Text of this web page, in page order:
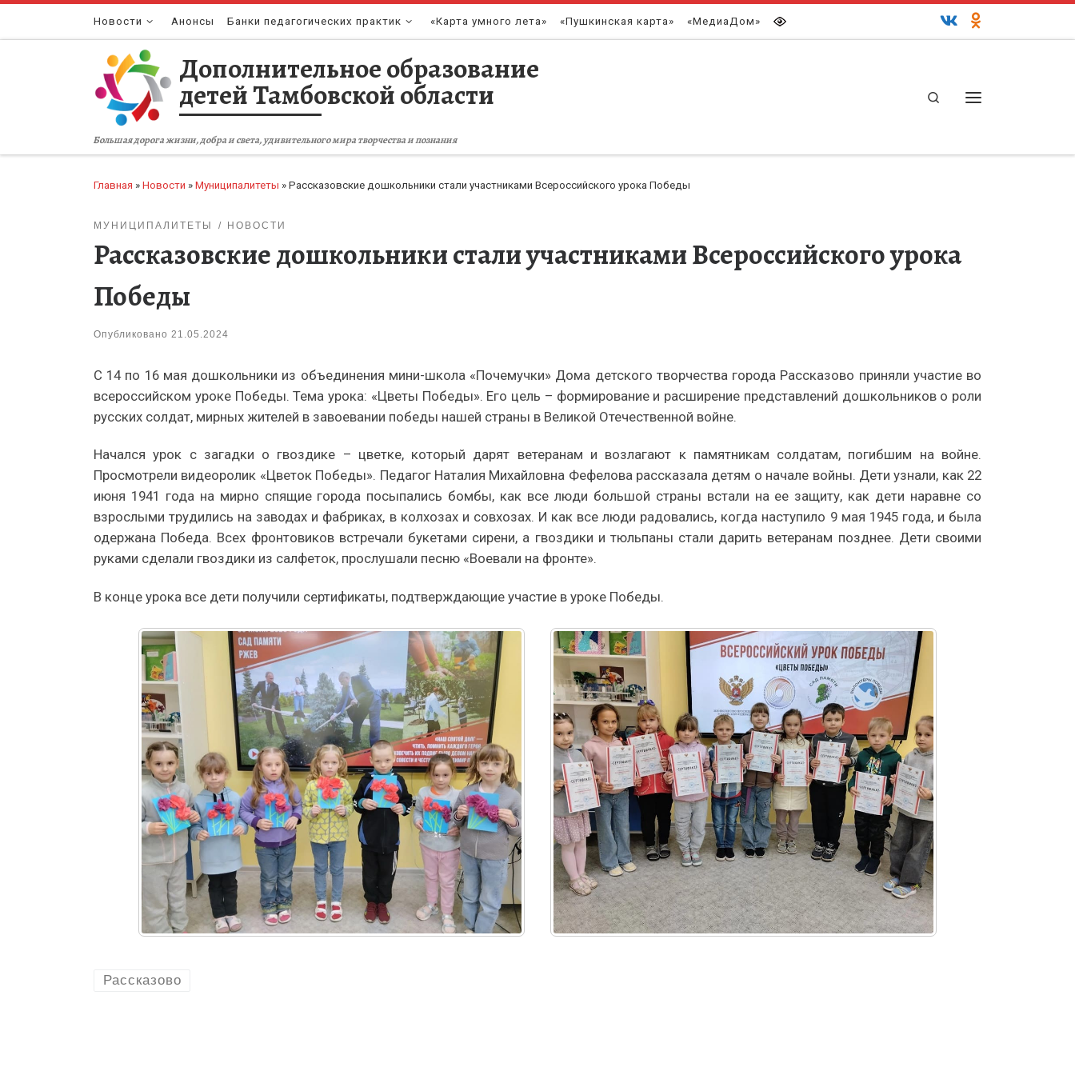
Перейти к содержимому
Новости Анонсы Банки педагогических практик «Карта умного лета» «Пушкинская карта» «МедиаДом»
Дополнительное образование
детей Тамбовской области
Большая дорога жизни, добра и света, удивительного мира творчества и познания
Search
Главная » Новости » Муниципалитеты » Рассказовские дошкольники стали участниками Всероссийского урока Победы
МУНИЦИПАЛИТЕТЫ НОВОСТИ
Рассказовские дошкольники стали участниками Всероссийского урока
Победы
Опубликовано 21.05.2024
С 14 по 16 мая дошкольники из объединения мини-школа «Почемучки» Дома детского творчества города Рассказово приняли участие во
всероссийском уроке Победы. Тема урока: «Цветы Победы». Его цель – формирование и расширение представлений дошкольников о роли
русских солдат, мирных жителей в завоевании победы нашей страны в Великой Отечественной войне.
Начался урок с загадки о гвоздике – цветке, который дарят ветеранам и возлагают к памятникам солдатам, погибшим на войне.
Просмотрели видеоролик «Цветок Победы». Педагог Наталия Михайловна Фефелова рассказала детям о начале войны. Дети узнали, как 22
июня 1941 года на мирно спящие города посыпались бомбы, как все люди большой страны встали на ее защиту, как дети наравне со
взрослыми трудились на заводах и фабриках, в колхозах и совхозах. И как все люди радовались, когда наступило 9 мая 1945 года, и была
одержана Победа. Всех фронтовиков встречали букетами сирени, а гвоздики и тюльпаны стали дарить ветеранам позднее. Дети своими
руками сделали гвоздики из салфеток, прослушали песню «Воевали на фронте».
В конце урока все дети получили сертификаты, подтверждающие участие в уроке Победы.
Рассказово